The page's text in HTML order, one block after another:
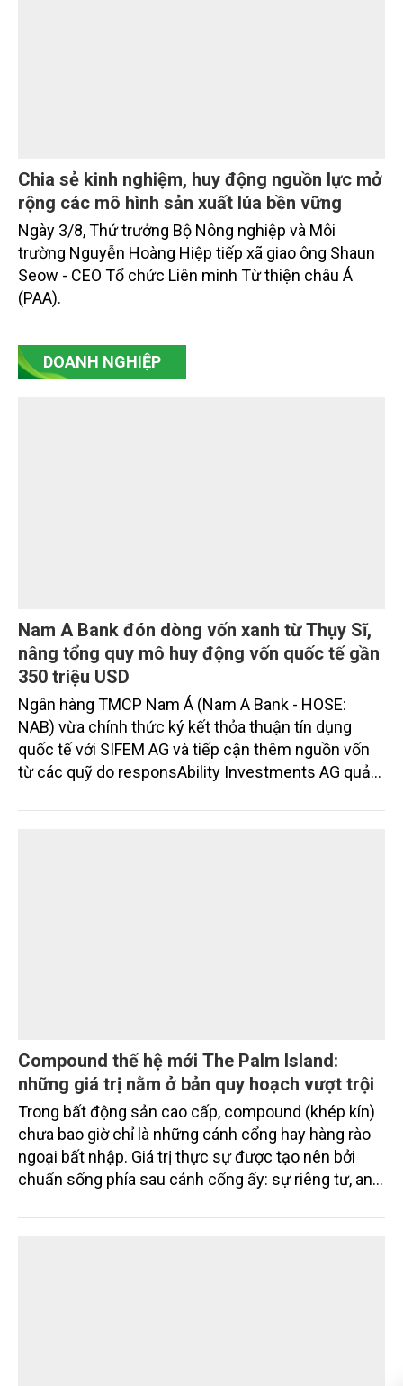
Chia sẻ kinh nghiệm, huy động nguồn lực mở
rộng các mô hình sản xuất lúa bền vững
Ngày 3/8, Thứ trưởng Bộ Nông nghiệp và Môi
trường Nguyễn Hoàng Hiệp tiếp xã giao ông Shaun
Seow - CEO Tổ chức Liên minh Từ thiện châu Á
(PAA).
DOANH NGHIỆP
Nam A Bank đón dòng vốn xanh từ Thụy Sĩ,
nâng tổng quy mô huy động vốn quốc tế gần
350 triệu USD
Ngân hàng TMCP Nam Á (Nam A Bank - HOSE:
NAB) vừa chính thức ký kết thỏa thuận tín dụng
quốc tế với SIFEM AG và tiếp cận thêm nguồn vốn
từ các quỹ do responsAbility Investments AG quản
thu hút thành công từ đầu năm đến nay lên gần 350
Compound thế hệ mới The Palm Island:
những giá trị nằm ở bản quy hoạch vượt trội
Trong bất động sản cao cấp, compound (khép kín)
chưa bao giờ chỉ là những cánh cổng hay hàng rào
ngoại bất nhập. Giá trị thực sự được tạo nên bởi
chuẩn sống phía sau cánh cổng ấy: sự riêng tư, an
vụ được thiết kế dành riêng cho họ.